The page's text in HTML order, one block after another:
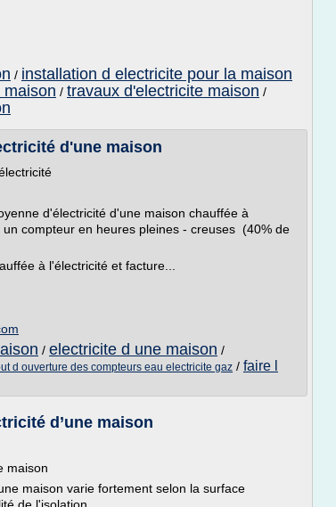
/ installation d electricite pour la maison
maison / travaux d'electricite maison /
d'une maison
d'électricité d'une maison chauffée à
compteur en heures pleines - creuses (40% de
à l'électricité et facture...
/ electricite d une maison /
d ouverture des compteurs eau electricite gaz / faire l
d’une maison
maison
maison varie fortement selon la surface